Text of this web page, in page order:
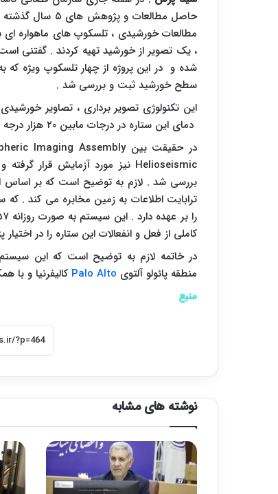
حاصل
مطالعات خورشیدی ، تلسکوپ های ماهواره ای
، یک تصویر از خورشید تهیه کردند . گفتنی
شده و در این پروژه از چهار تلسکوپ ویژه
سطح خورشید ثبت و بررسی شد .
این تکنولوژی تصویر برداری ، تصاویر
دمای این ستاره در درجات مابین ۲۰ هزار درجه
در حقیقت بینImaging Assembly
Helioseismic نیز مورد آزمایش قرار
بررسی شد . لازم به توضیح است که بر اساس
ترابایت اطلاعات به زمین مخابره می کند .
کاملی از فعل و انفعالات این ستاره را در
در خاتمه لازم به توضیح است که این
منطقه پائولو آلتوی Palo Alto کالیفرنیا و با
منبع
نوشته های مشابه